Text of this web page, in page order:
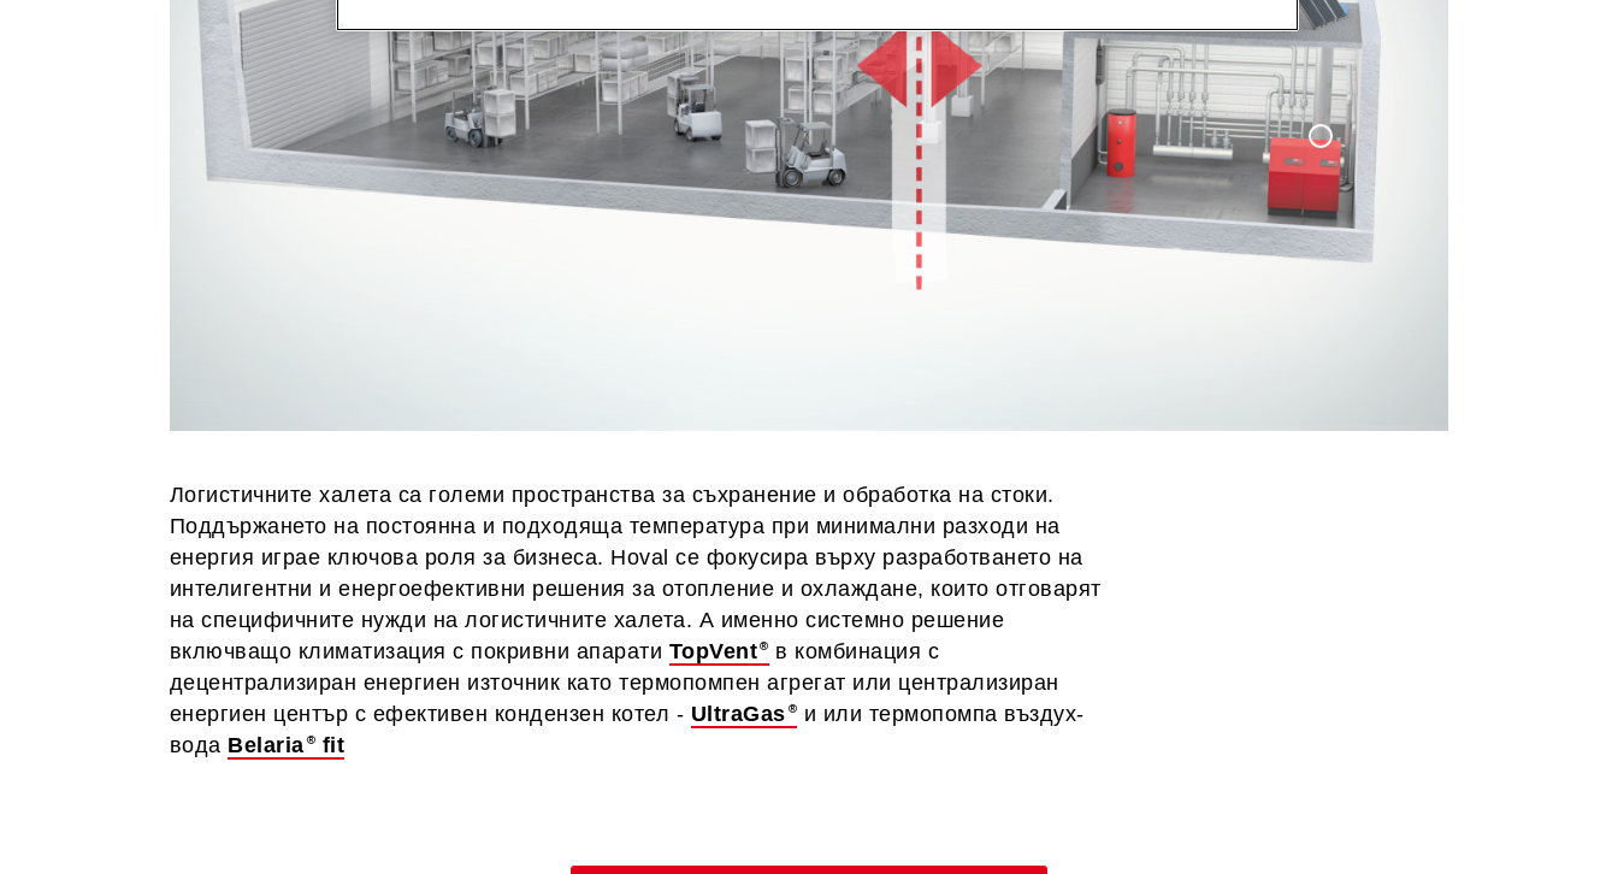
Логистичните халета са големи пространства за съхранение и обработка на стоки.
Поддържането на постоянна и подходяща температура при минимални разходи на
енергия играе ключова роля за бизнеса. Hoval се фокусира върху разработването на
интелигентни и енергоефективни решения за отопление и охлаждане, които отговарят
на специфичните нужди на логистичните халета. А именно системно решение
включващо климатизация с покривни апарати TopVent
в комбинация с
децентрализиран енергиен източник като термопомпен агрегат или централизиран
енергиен център с ефективен кондензен котел - UltraGas
и или термопомпа въздух-
вода Belaria fit